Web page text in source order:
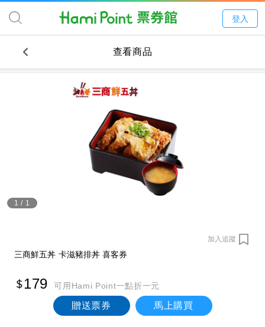
登入
查看商品
1 / 1
加入追蹤
三商鮮五丼 卡滋豬排丼 喜客券
179 可用Hami Point一點折一元
贈送票券 馬上購買